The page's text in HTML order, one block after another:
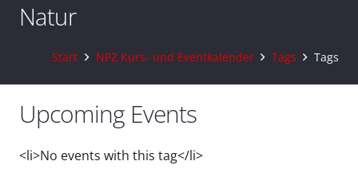
Natur
Start NPZ Kurs- und Eventkalender Tags Tags
Upcoming Events
<li>No events with this tag</li>